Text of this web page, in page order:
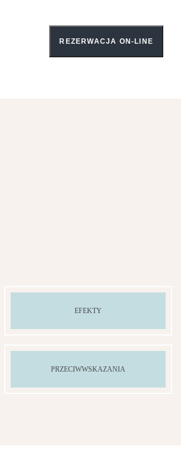
REZERWACJA ON-LINE
EFEKTY
PRZECIWWSKAZANIA